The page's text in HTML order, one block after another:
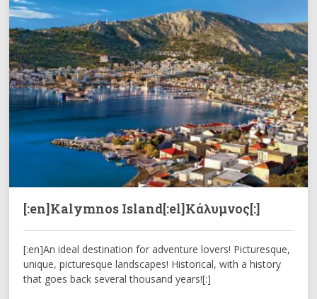
[:en]Kalymnos Island[:el]Κάλυμνος[:]
[:en]An ideal destination for adventure lovers! Picturesque,
unique, picturesque landscapes! Historical, with a history
that goes back several thousand years![:]